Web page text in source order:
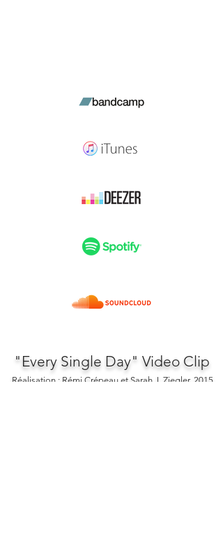
"Every Single Day" Video Clip
Réalisation : Rémi Crépeau et Sarah J. Ziegler, 2015